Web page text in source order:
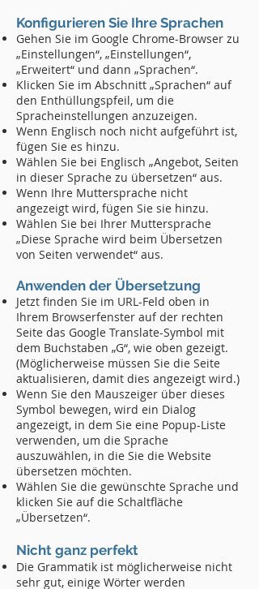
Konfigurieren Sie Ihre Sprachen
Gehen Sie im Google Chrome-Browser zu
„Einstellungen“, „Einstellungen“,
„Erweitert“ und dann „Sprachen“.
Klicken Sie im Abschnitt „Sprachen“ auf
den Enthüllungspfeil, um die
Spracheinstellungen anzuzeigen.
Wenn Englisch noch nicht aufgeführt ist,
fügen Sie es hinzu.
Wählen Sie bei Englisch „Angebot, Seiten
in dieser Sprache zu übersetzen“ aus.
Wenn Ihre Muttersprache nicht
angezeigt wird, fügen Sie sie hinzu.
Wählen Sie bei Ihrer Muttersprache
„Diese Sprache wird beim Übersetzen
von Seiten verwendet“ aus.
Anwenden der Übersetzung
Jetzt finden Sie im URL-Feld oben in
Ihrem Browserfenster auf der rechten
Seite das Google Translate-Symbol mit
dem Buchstaben „G“, wie oben gezeigt.
(Möglicherweise müssen Sie die Seite
aktualisieren, damit dies angezeigt wird.)
Wenn Sie den Mauszeiger über dieses
Symbol bewegen, wird ein Dialog
angezeigt, in dem Sie eine Popup-Liste
verwenden, um die Sprache
auszuwählen, in die Sie die Website
übersetzen möchten.
Wählen Sie die gewünschte Sprache und
klicken Sie auf die Schaltfläche
„Übersetzen“.
Nicht ganz perfekt
Die Grammatik ist möglicherweise nicht
sehr gut, einige Wörter werden